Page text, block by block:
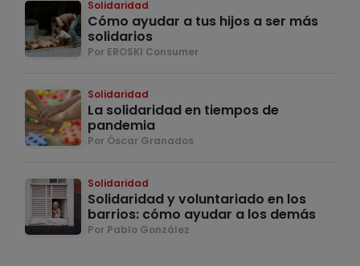
Solidaridad
Cómo ayudar a tus hijos a ser más
solidarios
Por EROSKI Consumer
Solidaridad
La solidaridad en tiempos de
pandemia
Por Óscar Granados
Solidaridad
Solidaridad y voluntariado en los
barrios: cómo ayudar a los demás
Por Pablo González